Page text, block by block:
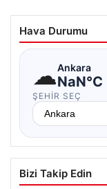
Hava Durumu
☁Ankara
NaN°C
ŞEHIR SEÇ
Bizi Takip Edin